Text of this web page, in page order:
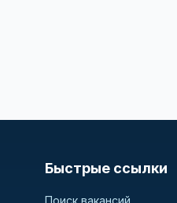
Быстрые ссылки
Поиск вакансий